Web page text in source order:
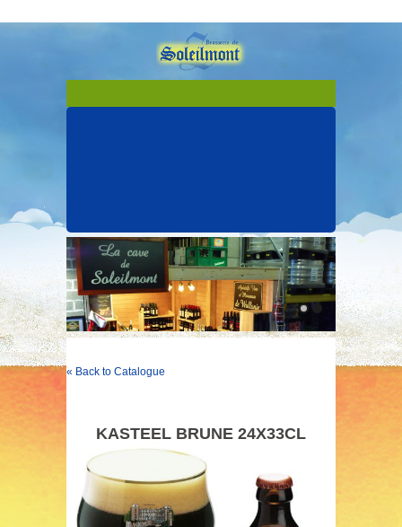
« Back to Catalogue
KASTEEL BRUNE 24X33CL